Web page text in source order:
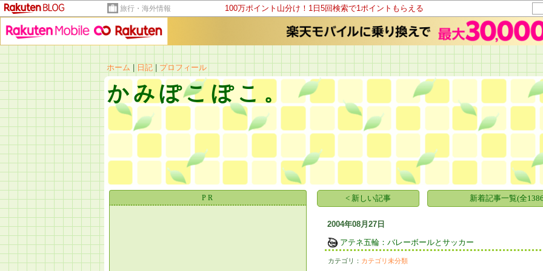
旅行・海外情報 100万ポイント山分け！1日5回検索で1ポイントもらえる
ホーム 日記 プロフィール
かみぽこぽこ。
PR < 新しい記事 新着記事一覧(全
2004年08月27日
アテネ五輪：バレーボールとサッカー
カテゴリ： カテゴリ未分類